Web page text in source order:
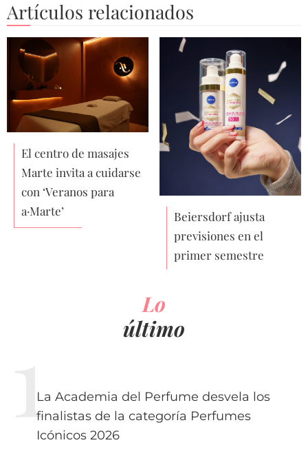
Artículos relacionados
El centro de masajes
Marte invita a cuidarse
con ‘Veranos para
a·Marte’
Beiersdorf ajusta
previsiones en el
primer semestre
Lo
último
La Academia del Perfume desvela los
finalistas de la categoría Perfumes
Icónicos 2026